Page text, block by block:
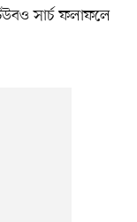
সার্চ ফলাফলে